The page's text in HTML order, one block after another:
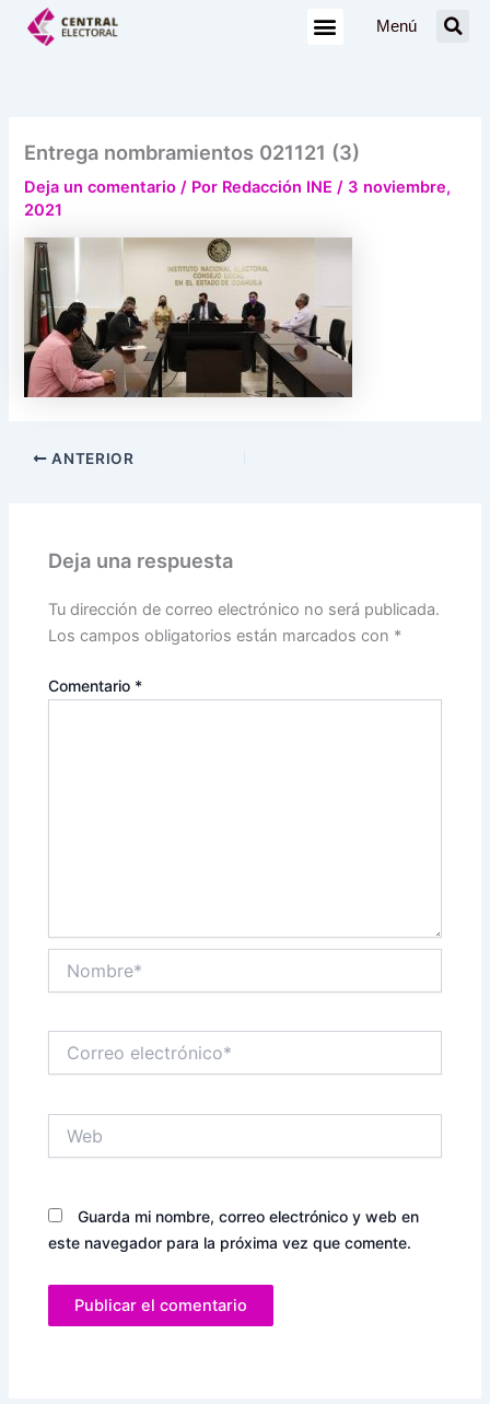
Menú
Entrega nombramientos 021121 (3)
Deja un comentario / Por Redacción INE/ 3 noviembre,
2021
ANTERIOR
Deja una respuesta
Tu dirección de correo electrónico no será publicada.
Los campos obligatorios están marcados con *
Comentario *
electrónico*
Guarda mi nombre, correo electrónico y web en
este navegador para la próxima vez que comente.